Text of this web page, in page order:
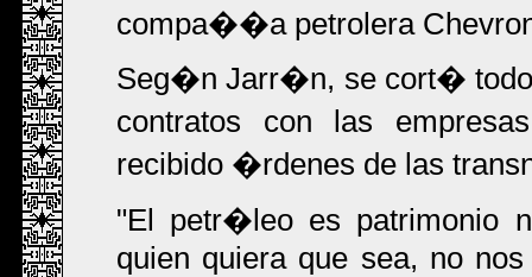
compa��a petrolera
Seg�n Jarr�n, se cort� todo
contratos con las
recibido �rdenes de las
"El petr�leo es patrimonio
quien quiera que sea, no